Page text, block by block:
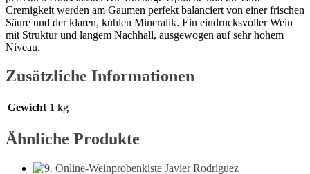
Cremigkeit werden am Gaumen perfekt balanciert von einer frischen
Säure und der klaren, kühlen Mineralik. Ein eindrucksvoller Wein
mit Struktur und langem Nachhall, ausgewogen auf sehr hohem
Niveau.
Zusätzliche Informationen
Gewicht 1 kg
Ähnliche Produkte